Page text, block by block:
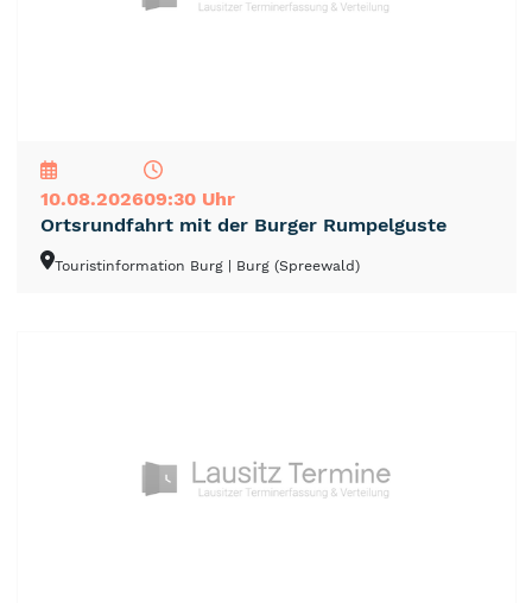
10.08.202609:30 Uhr
Ortsrundfahrt mit der Burger Rumpelguste
Touristinformation Burg | Burg (Spreewald)